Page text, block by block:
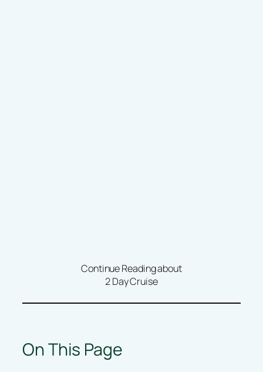
Continue Reading about
2 Day Cruise
On This Page